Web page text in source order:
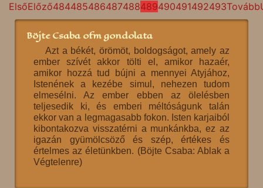
ElsőElőző484485486487488489490491492493Tovább
Böjte Csaba ofm gondolata
Azt a békét, örömöt, boldogságot, amely az
ember szívét akkor tölti el, amikor hazaér,
amikor hozzá tud bújni a mennyei Atyjához,
Istenének a kezébe simul, nehezen tudom
elmesélni. Az ember ebben az ölelésben
teljesedik ki, és emberi méltóságunk talán
ekkor van a legmagasabb fokon. Isten karjaiból
kibontakozva visszatérni a munkánkba, ez az
igazán gyümölcsöző és szép, értékes és
értelmes az életünkben. (Böjte Csaba: Ablak a
Végtelenre)